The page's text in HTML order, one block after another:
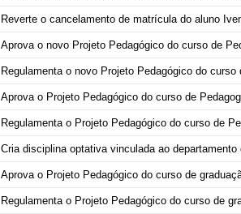
Reverte o cancelamento de matrícula do aluno
Aprova o novo Projeto Pedagógico do curso de
Regulamenta o novo Projeto Pedagógico do
Aprova o Projeto Pedagógico do curso de
Regulamenta o Projeto Pedagógico do curso de
Cria disciplina optativa vinculada ao
Aprova o Projeto Pedagógico do curso de
Regulamenta o Projeto Pedagógico do curso de